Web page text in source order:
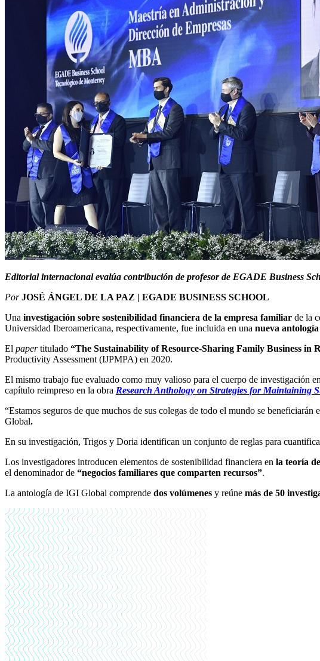
Editorial internacional evalúa contribución de profesor de EGADE Business
Por JOSÉ ÁNGEL DE LA PAZ | EGADE BUSINESS SCHOOL
Una investigación sobre sostenibilidad financiera de la empresa familiar de la
Universidad Iberoamericana, respectivamente, fue incluida en una nueva antología
El papertitulado “The Sustainability of Resource-Sharing Family Business in
Productivity Assessment (IJPMPA) en 2020.
El mismo trabajo fue evaluado como muy valioso para el cuerpo de investigación
capítulo reimpreso en la obra Research Anthology on Strategies for Maintaining
“Estamos seguros de que muchos de sus colegas de todo el mundo se
Global.
En su investigación, Trigos y Doria identifican un conjunto de reglas para
Los investigadores introducen elementos de sostenibilidad financiera en la teoría
el denominador de “negocios familiares que comparten recursos”.
La antología de IGI Global comprende dos volúmenes y reúne más de 50